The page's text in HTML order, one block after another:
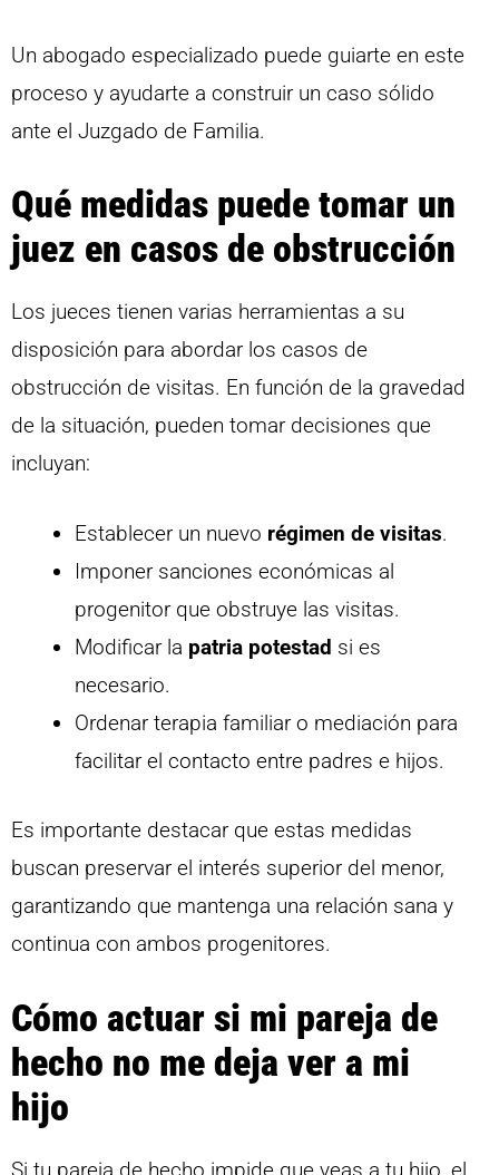
Un abogado especializado puede guiarte en este
proceso y ayudarte a construir un caso sólido
ante el Juzgado de Familia.
Qué medidas puede tomar un
juez en casos de obstrucción
Los jueces tienen varias herramientas a su
disposición para abordar los casos de
obstrucción de visitas. En función de la gravedad
de la situación, pueden tomar decisiones que
incluyan:
Establecer un nuevo régimen de visitas.
Imponer sanciones económicas al
progenitor que obstruye las visitas.
Modificar la patria potestad si es
necesario.
Ordenar terapia familiar o mediación para
facilitar el contacto entre padres e hijos.
Es importante destacar que estas medidas
buscan preservar el interés superior del menor,
garantizando que mantenga una relación sana y
continua con ambos progenitores.
Cómo actuar si mi pareja de
hecho no me deja ver a mi
hijo
Si tu pareja de hecho impide que veas a tu hijo, el